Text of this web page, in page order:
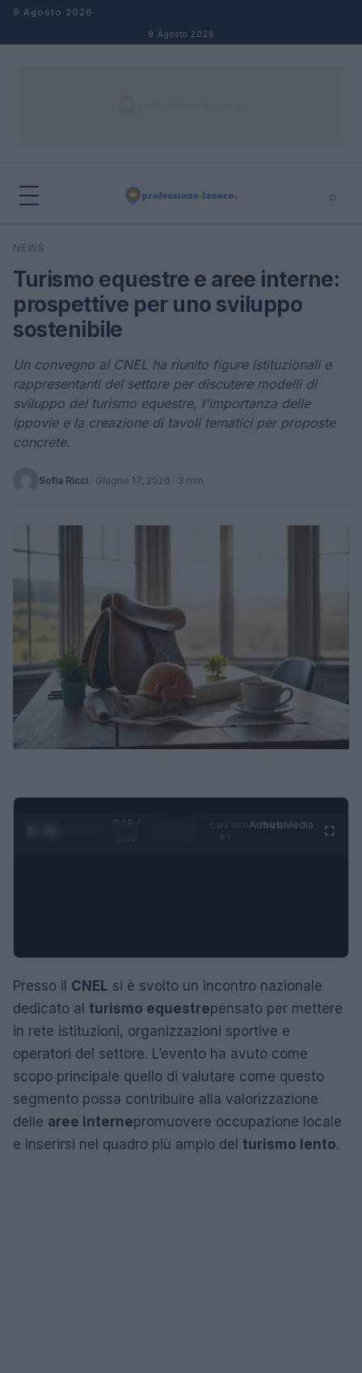
Salta al contenuto
9 Agosto 2026
9 Agosto 2026
⌕
Cerca
NEWS
Turismo equestre e aree interne:
prospettive per uno sviluppo
sostenibile
Un convegno al CNEL ha riunito figure istituzionali e
rappresentanti del settore per discutere modelli di
sviluppo del turismo equestre, l'importanza delle
ippovie e la creazione di tavoli tematici per proposte
concrete.
Sofia Ricci · Giugno 17, 2026 · 3 min
0:20 /
AdhubMedia
Presso il CNEL si è svolto un incontro nazionale
dedicato al turismo equestrepensato per mettere
in rete istituzioni, organizzazioni sportive e
operatori del settore. L’evento ha avuto come
scopo principale quello di valutare come questo
segmento possa contribuire alla valorizzazione
delle aree internepromuovere occupazione locale
e inserirsi nel quadro più ampio del turismo lento.